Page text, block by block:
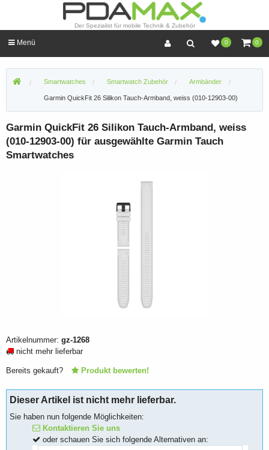
Der Spezialist für mobile Technik & Zubehör
0 0
Menü
Smartwatches Smartwatch Zubehör Armbänder
Garmin QuickFit 26 Silikon Tauch-Armband, weiss (010-12903-00)
Garmin QuickFit 26 Silikon Tauch-Armband, weiss
(010-12903-00) für ausgewählte Garmin Tauch
Smartwatches
Artikelnummer: gz-1268
nicht mehr lieferbar
Bereits gekauft? Produkt bewerten!
Dieser Artikel ist nicht mehr lieferbar.
Sie haben nun folgende Möglichkeiten:
Kontaktieren Sie uns
oder schauen Sie sich folgende Alternativen an: